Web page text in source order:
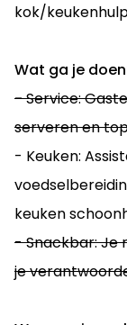
kok/
Wat ga je
-Service:
serveren en
- Keuken:
keuken
- Snackbar: Je
je